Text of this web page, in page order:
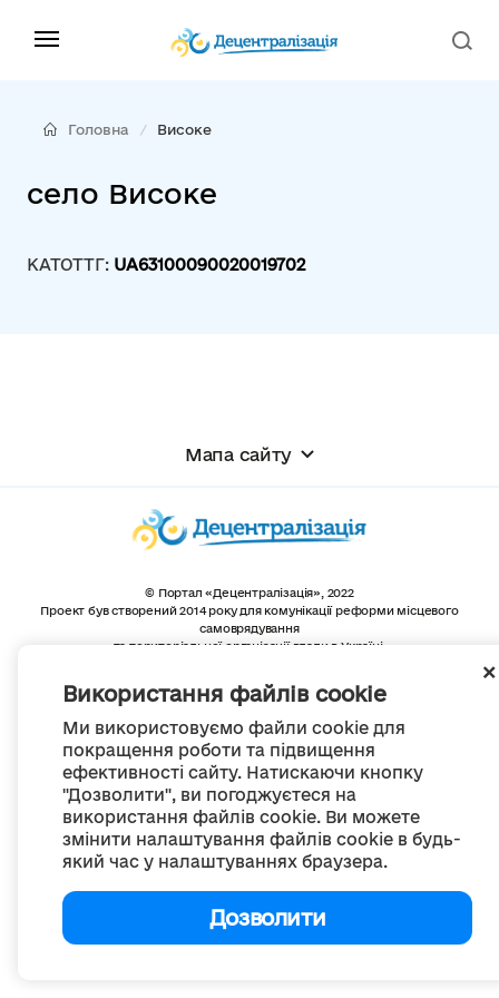
Використання файлів cookie
Ми використовуємо файли cookie для
покращення роботи та підвищення
ефективності сайту. Натискаючи кнопку
"Дозволити", ви погоджуєтеся на
використання файлів cookie. Ви можете
змінити налаштування файлів cookie в будь-
який час у налаштуваннях браузера.
Дозволити
Головна Високе
село Високе
КАТОТТГ: UA63100090020019702
Мапа сайту
© Портал «Децентралізація», 2022
Проект був створений 2014 року для комунікації реформи місцевого
самоврядування
та територіальної організації влади в Україні.
Весь контент доступний за ліцензією
Creative Commons Attribution 4.0 International license,
якщо не зазначено інше